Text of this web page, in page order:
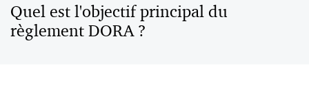
Quel est l'objectif principal du
règlement DORA ?